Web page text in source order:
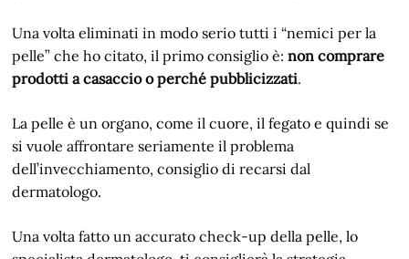
Una volta eliminati in modo serio tutti i “nemici per la
pelle” che ho citato, il primo consiglio è:non comprare
prodotti a casaccio o perché pubblicizzati.
La pelle è un organo, come il cuore, il fegato e quindi se
si vuole affrontare seriamente il problema
dell’invecchiamento, consiglio di recarsi dal
dermatologo.
Una volta fatto un accurato check-up della pelle, lo